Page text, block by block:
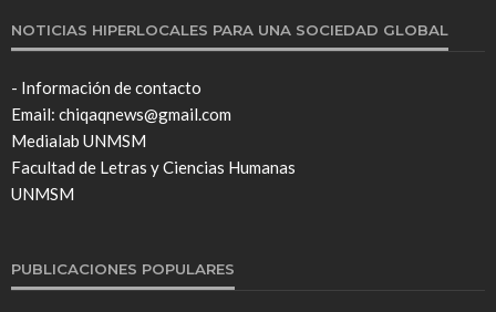
NOTICIAS HIPERLOCALES PARA UNA SOCIEDAD GLOBAL
- Información de contacto
Email: chiqaqnews@gmail.com
Medialab UNMSM
Facultad de Letras y Ciencias Humanas
UNMSM
PUBLICACIONES POPULARES